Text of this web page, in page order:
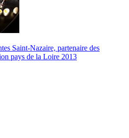
Saint-Nazaire, partenaire des
pays de la Loire 2013